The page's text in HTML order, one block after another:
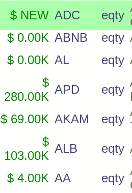
$ NEW ADC eqty
$ 0.00K ABNB eqty
$ 0.00K AL eqty
$
280.00K
APD eqty
$ 69.00K AKAM eqty
$
103.00K
ALB eqty
$ 4.00K AA eqty